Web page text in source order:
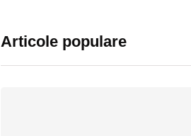
Articole populare